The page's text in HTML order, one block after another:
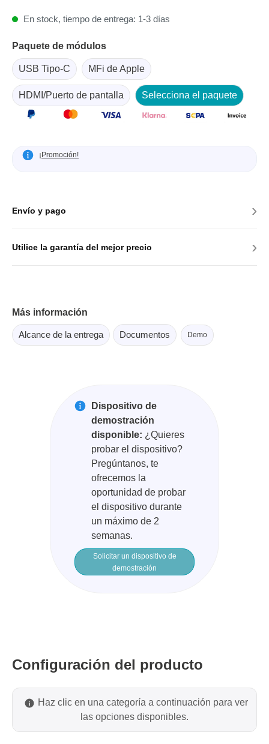
En stock, tiempo de entrega: 1-3 días
Paquete de módulos
USB Tipo-C MFi de Apple
HDMI/Puerto de pantalla Selecciona el paquete
¡Promoción!
Envío y pago ›
Utilice la garantía del mejor precio ›
Más información
Alcance de la entrega Documentos Demo
Dispositivo de
demostración
disponible: ¿Quieres
probar el dispositivo?
Pregúntanos, te
ofrecemos la
oportunidad de probar
el dispositivo durante
un máximo de 2
semanas.
Solicitar un dispositivo de
demostración
Configuración del producto
Haz clic en una categoría a continuación para ver
las opciones disponibles.